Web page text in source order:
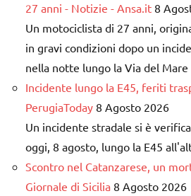
27 anni - Notizie - Ansa.it 8
Un motociclista di 27 anni,
in gravi condizioni dopo un
nella notte lungo la Via del Mare
Incidente lungo la E45, feriti
PerugiaToday 8 Agosto 2026
Un incidente stradale si è
oggi, 8 agosto, lungo la E45
Scontro nel Catanzarese, un
Giornale di Sicilia 8 Agosto 2026